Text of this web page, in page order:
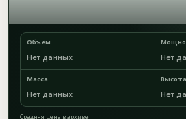
Объём
Нет данных Нет
Масса
Нет данных Нет
Средняя цена в архиве